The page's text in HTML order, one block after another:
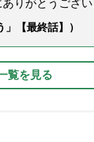
りがとうござい
【最終話】）
覧を見る